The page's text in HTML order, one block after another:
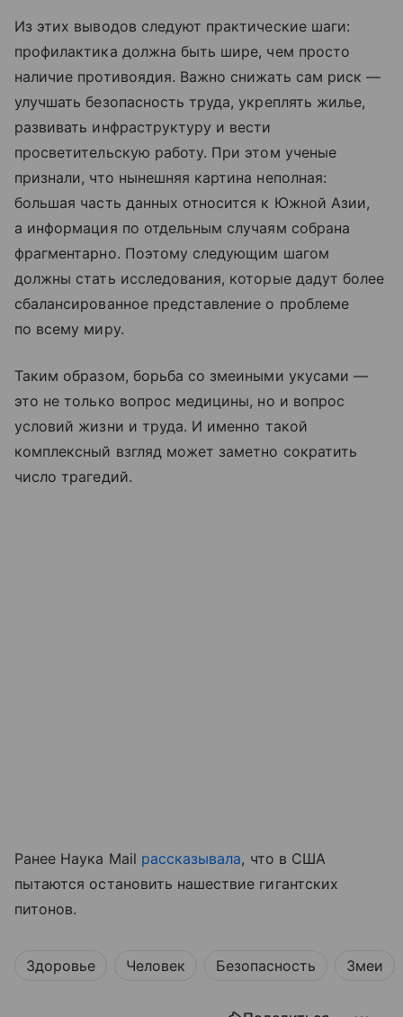
Из этих выводов следуют практические шаги:
профилактика должна быть шире, чем просто
наличие противоядия. Важно снижать сам риск —
улучшать безопасность труда, укреплять жилье,
развивать инфраструктуру и вести
просветительскую работу. При этом ученые
признали, что нынешняя картина неполная:
большая часть данных относится к Южной Азии,
а информация по отдельным случаям собрана
фрагментарно. Поэтому следующим шагом
должны стать исследования, которые дадут более
сбалансированное представление о проблеме
по всему миру.
Таким образом, борьба со змеиными укусами —
это не только вопрос медицины, но и вопрос
условий жизни и труда. И именно такой
комплексный взгляд может заметно сократить
число трагедий.
Ранее Наука Mail рассказывала, что в США
пытаются остановить нашествие гигантских
питонов.
Здоровье Человек Безопасность Змеи